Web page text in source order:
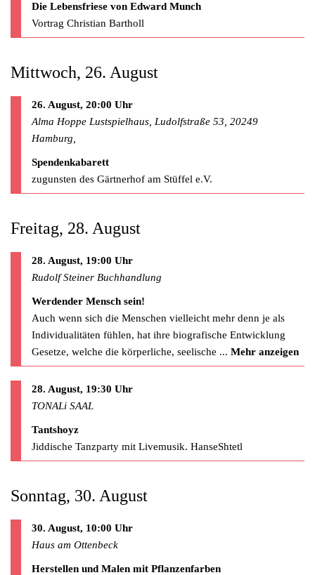
Die Lebensfriese von Edward Munch
Vortrag Christian Bartholl
Mittwoch, 26. August
26. August, 20:00 Uhr
Alma Hoppe Lustspielhaus, Ludolfstraße 53, 20249
Hamburg,
Spendenkabarett
zugunsten des Gärtnerhof am Stüffel e.V.
Freitag, 28. August
28. August, 19:00 Uhr
Rudolf Steiner Buchhandlung
Werdender Mensch sein!
Auch wenn sich die Menschen vielleicht mehr denn je als
Individualitäten fühlen, hat ihre biografische Entwicklung
Gesetze, welche die körperliche, seelische ... Mehr anzeigen
28. August, 19:30 Uhr
TONALi SAAL
Tantshoyz
Jiddische Tanzparty mit Livemusik. HanseShtetl
Sonntag, 30. August
30. August, 10:00 Uhr
Haus am Ottenbeck
Herstellen und Malen mit Pflanzenfarben